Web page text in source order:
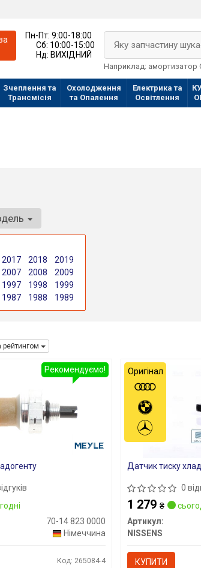
Пн-Пт:9:00-18:00
Сб: 10:00-15:00
Нд: ВИХІДНИЙ
Яку запчастину
Наприклад: амортизатор
Зчеплення та
Трансмісія
Охолодження
та Опалення
Електрика та
Освітлення
2017 2018
2019
2007 2008
2009
1997 1998
1999
1987 1988 1989
рейтингом
70-14 823 0000
Німеччина
Код: 265084-4
Рекомендуємо!
Датчик тиску
0
1 279₴
Артикул:
NISSENS
КУПИТИ
Оригінал